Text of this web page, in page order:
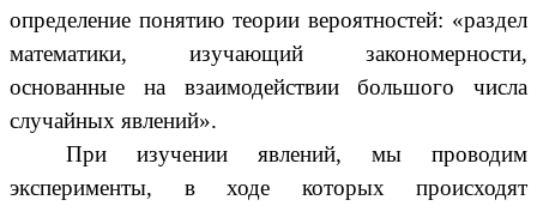
определение понятию теории вероятностей: «раздел
математики, изучающий закономерности,
основанные на взаимодействии большого числа
случайных явлений».
При изучении явлений, мы проводим
эксперименты, в ходе которых происходят